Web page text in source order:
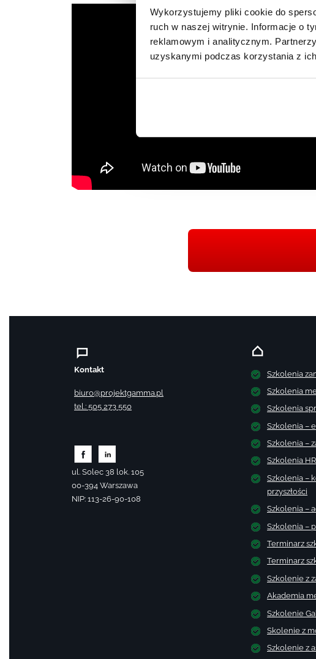
Wykorzystujemy pliki cookie do
ruch w naszej witrynie. Informacje o
reklamowym i analitycznym.
uzyskanymi podczas korzystania z ich
Kontakt
biuro@projektgamma.pl
tel.: 505 273 550
ul. Solec 38 lok. 105
00-394 Warszawa
NIP: 113-26-90-108
Szkolenia
Szkolenia
Szkolenia
Szkolenia –
Szkolenia –
Szkolenia HR
Szkolenia –
przyszłości
Szkolenia –
Szkolenia –
Terminarz
Terminarz
Szkolenie z
Akademia
Szkolenie
Skolenie z
Szkolenie z